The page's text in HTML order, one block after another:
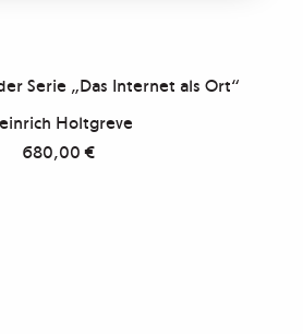
Serie „Das Internet als Ort“
Holtgreve
680,00€